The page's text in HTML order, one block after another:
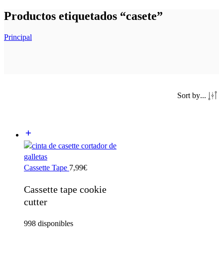
Productos etiquetados “casete”
Principal
Sort by...
Cassette Tape 7,99€
Cassette tape cookie
cutter
998 disponibles